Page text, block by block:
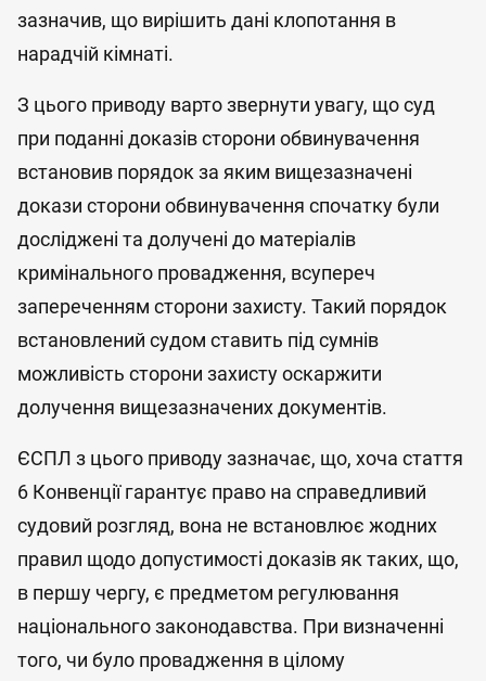
зазначив, що вирішить дані клопотання в
нарадчій кімнаті.
З цього приводу варто звернути увагу, що суд
при поданні доказів сторони обвинувачення
встановив порядок за яким вищезазначені
докази сторони обвинувачення спочатку були
досліджені та долучені до матеріалів
кримінального провадження, всупереч
запереченням сторони захисту. Такий порядок
встановлений судом ставить під сумнів
можливість сторони захисту оскаржити
долучення вищезазначених документів.
ЄСПЛ з цього приводу зазначає, що, хоча стаття
6 Конвенції гарантує право на справедливий
судовий розгляд, вона не встановлює жодних
правил щодо допустимості доказів як таких, що,
в першу чергу, є предметом регулювання
національного законодавства. При визначенні
того, чи було провадження в цілому